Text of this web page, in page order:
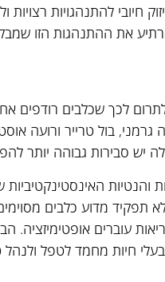
חיובי להתנהגויות
את ההתנהגות הזו
לתרום לכך שכלבים רודפים
גרמני, בול טרייר ורועה
יש סבירות גבוהה יותר
האינסטינקטיביות
תפקיד מדוע כלבים
עוברים אופטימיזציה.
חיות מחמד לטפל